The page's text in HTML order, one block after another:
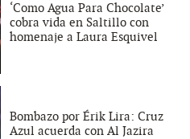
‘Como Agua Para Chocolate’
cobra vida en Saltillo con
homenaje a Laura Esquivel
Bombazo por Érik Lira: Cruz
Azul acuerda con Al Jazira